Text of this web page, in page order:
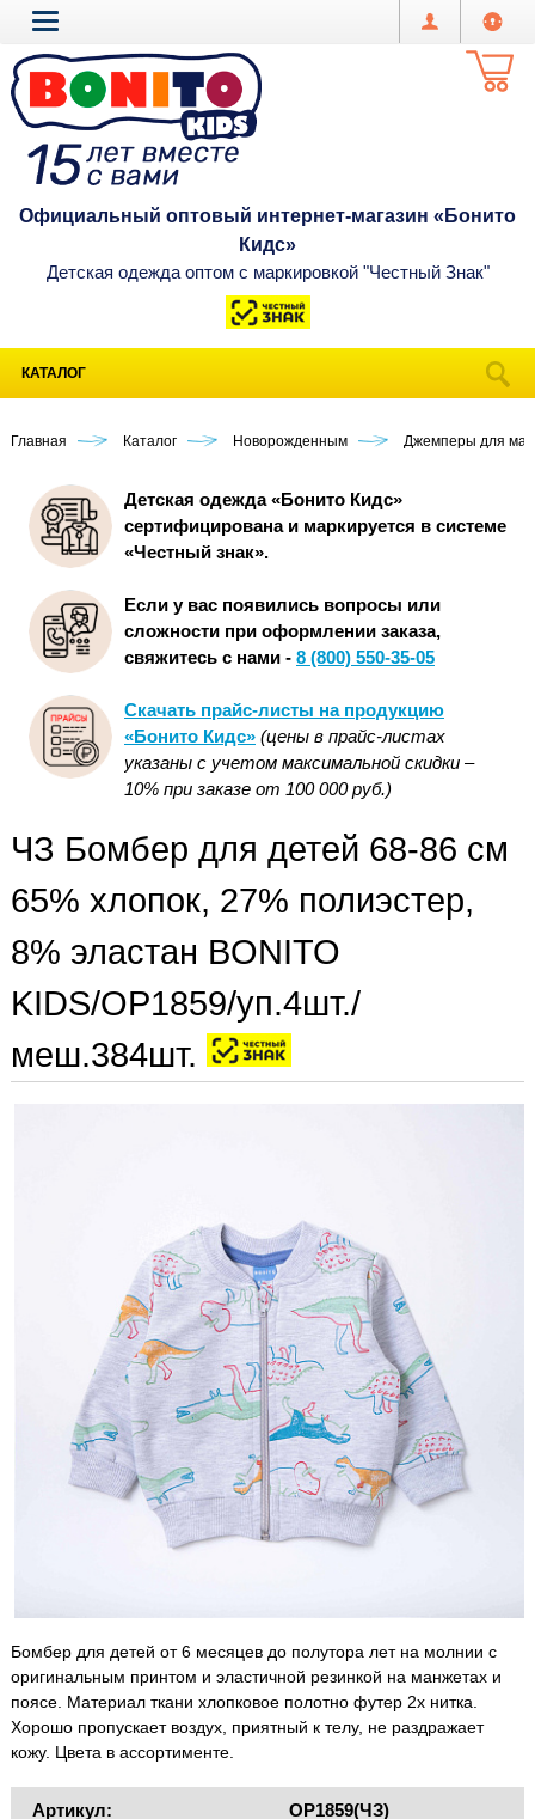
Официальный оптовый интернет-магазин «Бонито
Кидс»
Детская одежда оптом с маркировкой "Честный Знак"
КАТАЛОГ
Главная Каталог Новорожденным Джемперы для
Детская одежда «Бонито Кидс»
сертифицирована и маркируется в системе
«Честный знак».
Если у вас появились вопросы или
сложности при оформлении заказа,
свяжитесь с нами - 8 (800) 550-35-05
Скачать прайс-листы на продукцию
«Бонито Кидс» (цены в прайс-листах
указаны с учетом максимальной скидки –
10% при заказе от 100 000 руб.)
ЧЗ Бомбер для детей 68-86 см
65% хлопок, 27% полиэстер,
8% эластан BONITO
KIDS/OP1859/уп.4шт./
меш.384шт.
Бомбер для детей от 6 месяцев до полутора лет на молнии с
оригинальным принтом и эластичной резинкой на манжетах и
поясе. Материал ткани хлопковое полотно футер 2х нитка.
Хорошо пропускает воздух, приятный к телу, не раздражает
кожу. Цвета в ассортименте.
Артикул: OP1859(ЧЗ)